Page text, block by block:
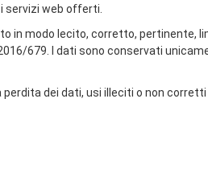
servizi web offerti.
in modo lecito, corretto, pertinente,
679. I dati sono conservati
dei dati, usi illeciti o non